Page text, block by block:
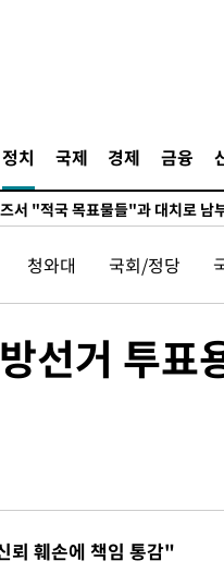
정치 국제 경제 금융
더위…서울 낮 39도 '폭염중대경
서 "적국 목표물들"과 대치로 남
실리콘 수입 규제…파생제품
시, 일제 하락 마감…나스닥
쿠스 교외에서 미니버스 폭발..
서 "적국 목표물들"과 대치로 남
실리콘 수입 규제…파생제품 15%
美 원정출산 금지 행정명령 서명
청와대 국회/정당
선거 투표
뢰 훼손에 책임 통감"